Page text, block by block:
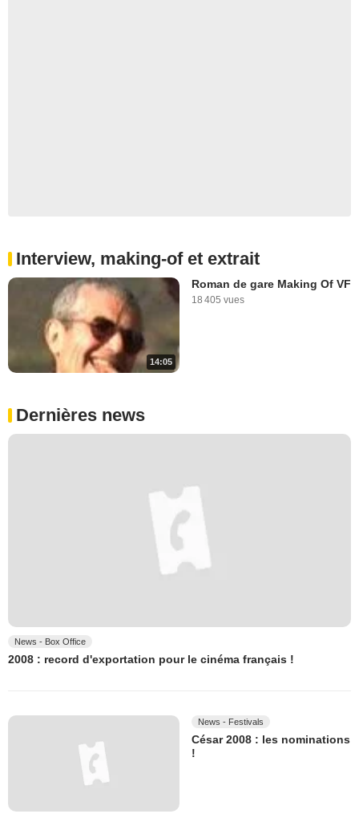
Interview, making-of et extrait
14:05
Roman de gare Making Of VF
18 405 vues
Dernières news
News - Box Office
2008 : record d'exportation pour le cinéma français !
News - Festivals
César 2008 : les nominations
!